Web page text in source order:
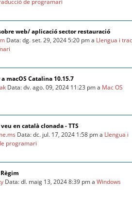
de programari
web/ aplicació sector restauració
Data: dg. set. 29, 2024 5:20 pm a Llengua i
macOS Catalina 10.15.7
Data: dv. ago. 09, 2024 11:23 pm a Mac OS
en català clonada - TTS
Data: dc. jul. 17, 2024 1:58 pm a Llengua i
programari
Data: dl. maig 13, 2024 8:39 pm aWindows